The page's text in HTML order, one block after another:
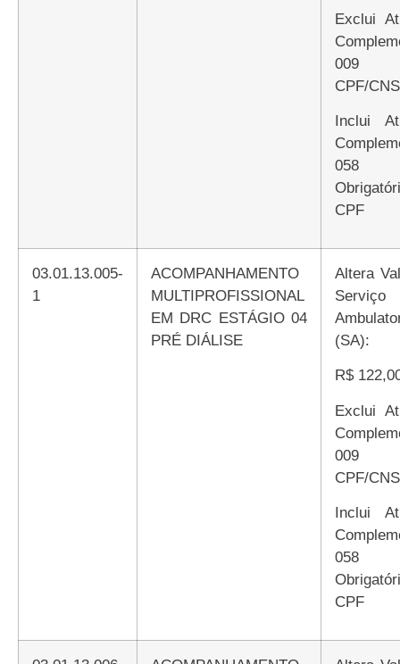
Exclui Atributo
009
CPF/CNS
Inclui Atributo
058
CPF
03.01.13.005-
1
ACOMPANHAMENTO
MULTIPROFISSIONAL
EM DRC ESTÁGIO 04
PRÉ DIÁLISE
Altera Valor de
Serviço
(SA):
R$
Exclui Atributo
009
CPF/CNS
Inclui Atributo
058
CPF